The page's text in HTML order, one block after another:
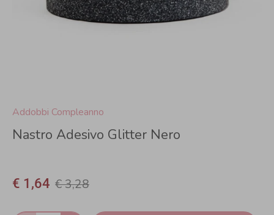
Addobbi Compleanno
Nastro Adesivo Glitter Nero
€ 1,64 € 3,28